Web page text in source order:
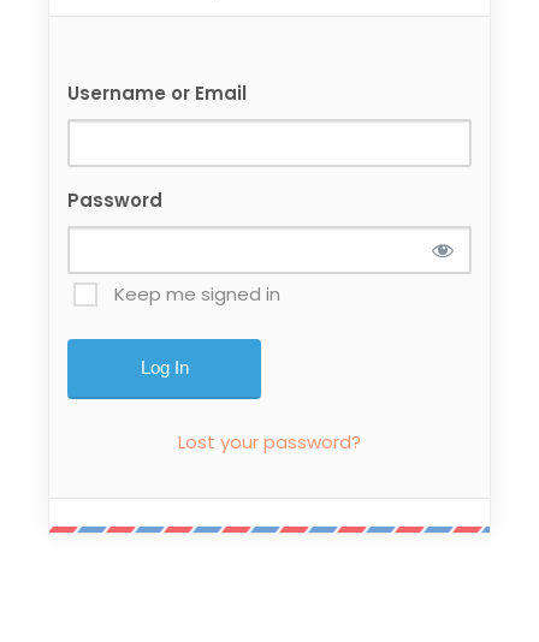
Username or Email
Password
Keep me signed in
Lost your password?